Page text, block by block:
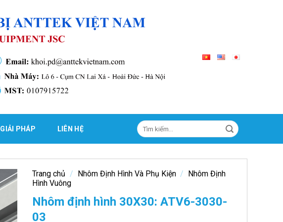
GIẢI PHÁP LIÊN HỆ
Tìm
kiếm:
Trang chủ / Nhôm Định Hình Và Phụ Kiện / Nhôm Định
Hình Vuông
Nhôm định hình 30X30: ATV6-3030-
03